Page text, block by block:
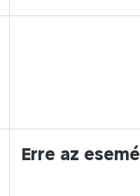
Erre az